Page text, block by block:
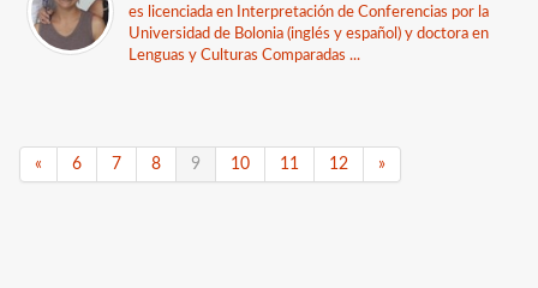
es licenciada en Interpretación de Conferencias por la
Universidad de Bolonia (inglés y español) y doctora en
Lenguas y Culturas Comparadas ...
« 6 7 8 9 10 11 12 »